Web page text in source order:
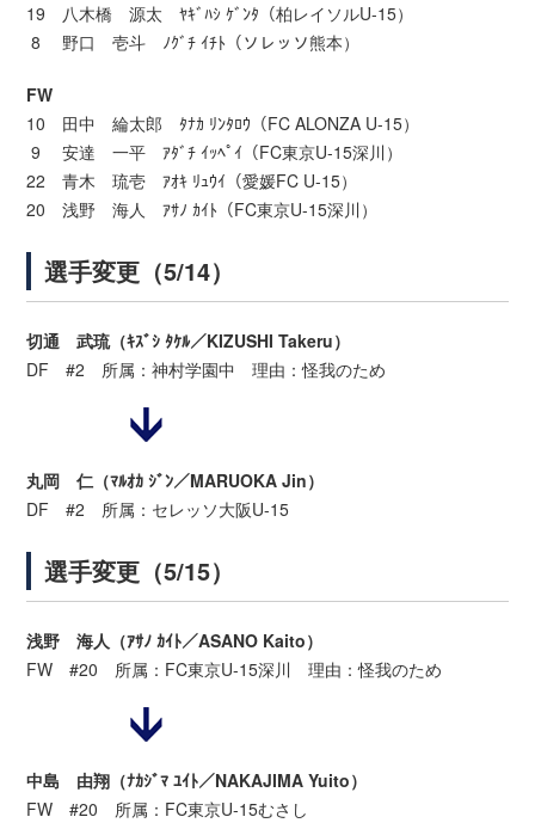
19 八木橋 源太 ﾔｷﾞﾊｼ ｹﾞﾝﾀ（柏レイソルU-15）
8 野口 壱斗 ﾉｸﾞﾁ ｲﾁﾄ（ソレッソ熊本）
FW
10 田中 綸太郎 ﾀﾅｶ ﾘﾝﾀﾛｳ（FC ALONZA U-15）
9 安達 一平 ｱﾀﾞﾁ ｲｯﾍﾟｲ（FC東京U-15深川）
22 青木 琉壱 ｱｵｷ ﾘｭｳｲ（愛媛FC U-15）
20 浅野 海人 ｱｻﾉ ｶｲﾄ（FC東京U-15深川）
選手変更（5/14）
切通 武琉（ｷｽﾞｼ ﾀｹﾙ／KIZUSHI Takeru）
DF #2 所属：神村学園中 理由：怪我のため
丸岡 仁（ﾏﾙｵｶ ｼﾞﾝ／MARUOKA Jin）
DF #2 所属：セレッソ大阪U-15
選手変更（5/15）
浅野 海人（ｱｻﾉ ｶｲﾄ／ASANO Kaito）
FW #20 所属：FC東京U-15深川 理由：怪我のため
中島 由翔（ﾅｶｼﾞﾏ ﾕｲﾄ／NAKAJIMA Yuito）
FW #20 所属：FC東京U-15むさし